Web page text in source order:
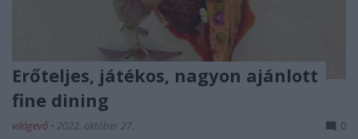
Erőteljes, játékos, nagyon ajánlott
fine dining
világevő • 2022. október 27. 0